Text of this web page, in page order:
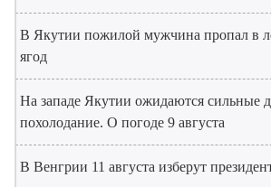
В Якутии пожилой мужчина пропал в
ягод
На западе Якутии ожидаются сильные
похолодание. О погоде 9 августа
В Венгрии 11 августа изберут